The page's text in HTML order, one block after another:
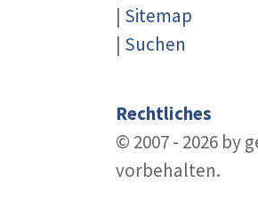
| Sitemap
| Suchen
Rechtliches
© 2007 - 2026 by
vorbehalten.